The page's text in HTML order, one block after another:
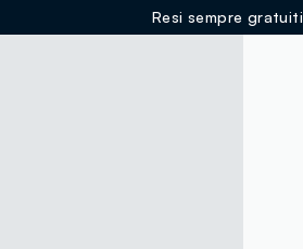
Resi sempre gratuiti